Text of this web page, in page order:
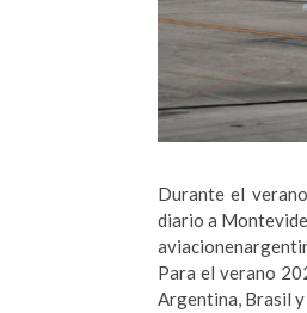
Durante el
diario a
Para el verano
Argentina, Brasil y